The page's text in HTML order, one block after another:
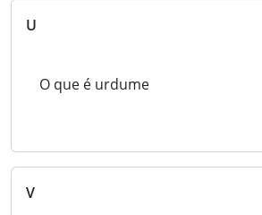
U
O que é urdume
V